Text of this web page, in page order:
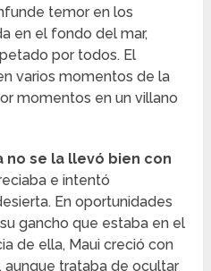
temor en los
en el fondo del mar,
por todos. El
varios momentos de la
momentos en un villano
no se la llevó bien con
e intentó
En oportunidades
gancho que estaba en el
de ella, Maui creció con
trataba de ocultar